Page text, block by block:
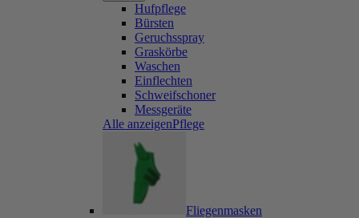
Hufpflege
Bürsten
Geruchsspray
Graskörbe
Waschen
Einflechten
Schweifschoner
Messgeräte
Alle anzeigenPflege
Fliegenmasken